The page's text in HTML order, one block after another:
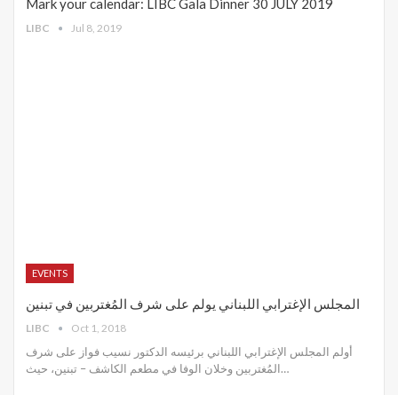
Mark your calendar: LIBC Gala Dinner 30 JULY 2019
LIBC Jul 8, 2019
EVENTS
المجلس الإغترابي اللبناني يولم على شرف المُغتربين في تبنين
LIBC Oct 1, 2018
أولم المجلس الإغترابي اللبناني برئيسه الدكتور نسيب فواز على شرف
المُغتربين وخلان الوفا في مطعم الكاشف – تبنين، حيث…